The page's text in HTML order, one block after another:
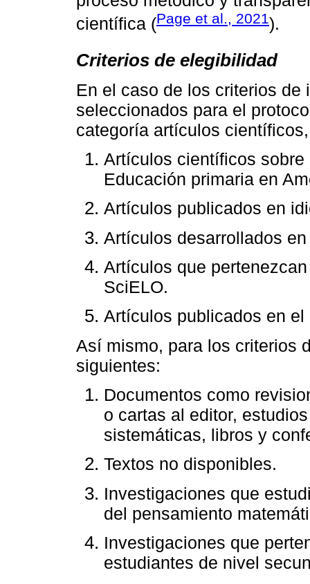
científica (Page et al., 2021).
Criterios de elegibilidad
En el caso de los criterios
seleccionados para el
categoría artículos
Artículos científicos
Educación primaria en
Artículos publicados en
Artículos desarrollados
Artículos que
SciELO.
Artículos publicados en
Así mismo, para los criterios
siguientes:
Documentos como
o cartas al editor,
sistemáticas, libros y
Textos no disponibles.
Investigaciones que
del pensamiento
Investigaciones que
estudiantes de nivel